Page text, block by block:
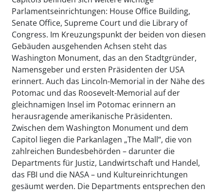
Parlamentseinrichtungen: House Office Building,
Senate Office, Supreme Court und die Library of
Congress. Im Kreuzungspunkt der beiden von diesen
Gebäuden ausgehenden Achsen steht das
Washington Monument, das an den Stadtgründer,
Namensgeber und ersten Präsidenten der USA
erinnert. Auch das Lincoln-Memorial in der Nähe des
Potomac und das Roosevelt-Memorial auf der
gleichnamigen Insel im Potomac erinnern an
herausragende amerikanische Präsidenten.
Zwischen dem Washington Monument und dem
Capitol liegen die Parkanlagen „The Mall“, die von
zahlreichen Bundesbehörden – darunter die
Departments für Justiz, Landwirtschaft und Handel,
das FBI und die NASA – und Kultureinrichtungen
gesäumt werden. Die Departments entsprechen den